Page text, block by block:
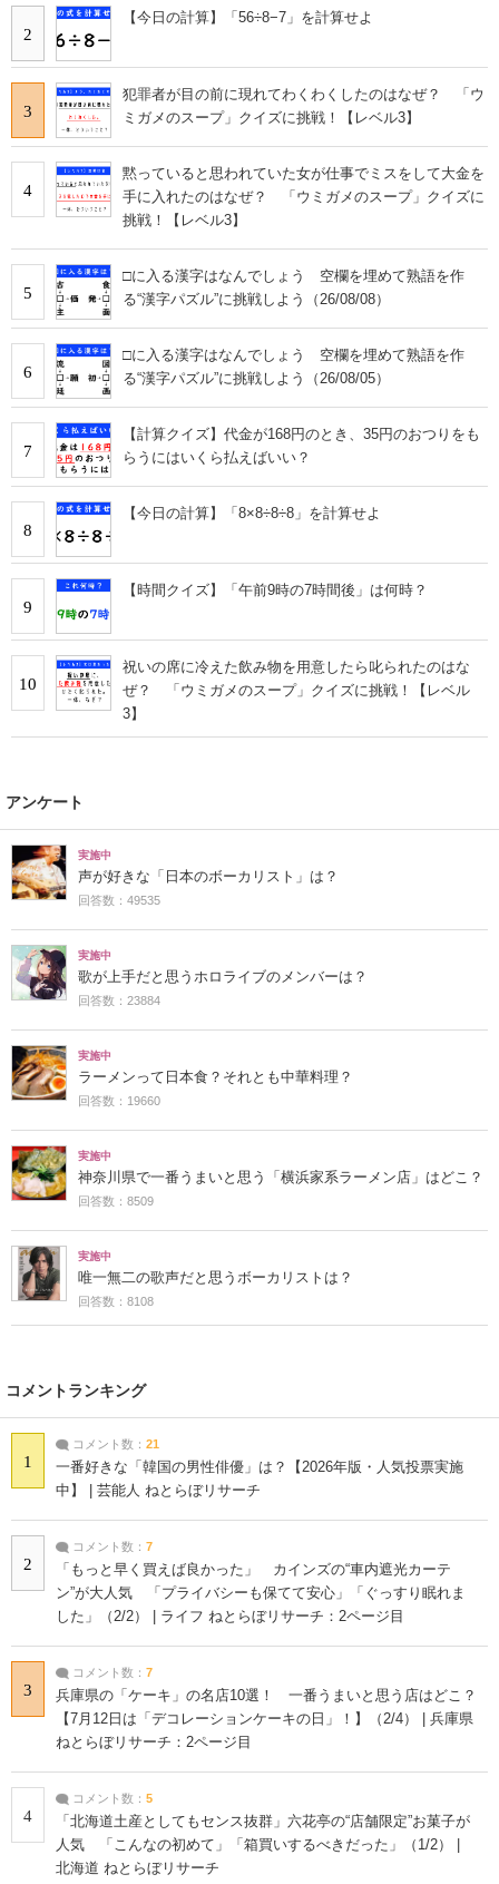
2
【今日の計算】「56÷8−7」を計算せよ
3
犯罪者が目の前に現れてわくわくしたのはなぜ？ 「ウ
ミガメのスープ」クイズに挑戦！【レベル3】
4
黙っていると思われていた女が仕事でミスをして大金を
手に入れたのはなぜ？ 「ウミガメのスープ」クイズに
挑戦！【レベル3】
5
□に入る漢字はなんでしょう 空欄を埋めて熟語を作
る“漢字パズル”に挑戦しよう（26/08/08）
6
□に入る漢字はなんでしょう 空欄を埋めて熟語を作
る“漢字パズル”に挑戦しよう（26/08/05）
7
【計算クイズ】代金が168円のとき、35円のおつりをも
らうにはいくら払えばいい？
8
【今日の計算】「8×8÷8÷8」を計算せよ
9
【時間クイズ】「午前9時の7時間後」は何時？
10
祝いの席に冷えた飲み物を用意したら叱られたのはな
ぜ？ 「ウミガメのスープ」クイズに挑戦！【レベル
3】
アンケート
実施中
声が好きな「日本のボーカリスト」は？
回答数：49535
実施中
歌が上手だと思うホロライブのメンバーは？
回答数：23884
実施中
ラーメンって日本食？それとも中華料理？
回答数：19660
実施中
神奈川県で一番うまいと思う「横浜家系ラーメン店」はどこ？
回答数：8509
実施中
唯一無二の歌声だと思うボーカリストは？
回答数：8108
コメントランキング
1
コメント数： 21
一番好きな「韓国の男性俳優」は？【2026年版・人気投票実施
中】 | 芸能人 ねとらぼリサーチ
2
コメント数： 7
「もっと早く買えば良かった」 カインズの“車内遮光カーテ
ン”が大人気 「プライバシーも保てて安心」「ぐっすり眠れま
した」（2/2） | ライフ ねとらぼリサーチ：2ページ目
3
コメント数： 7
兵庫県の「ケーキ」の名店10選！ 一番うまいと思う店はどこ？
【7月12日は「デコレーションケーキの日」！】（2/4） | 兵庫県
ねとらぼリサーチ：2ページ目
4
コメント数： 5
「北海道土産としてもセンス抜群」六花亭の“店舗限定”お菓子が
人気 「こんなの初めて」「箱買いするべきだった」（1/2） |
北海道 ねとらぼリサーチ